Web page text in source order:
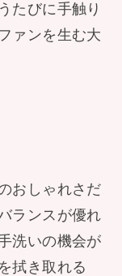
たびに手触り
ァンを生む大
おしゃれさだ
ランスが優れ
洗いの機会が
拭き取れる